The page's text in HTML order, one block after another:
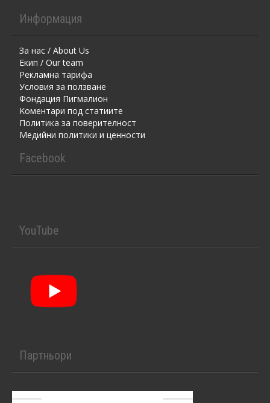
Информация
За нас / About Us
Екип / Our team
Рекламна тарифа
Условия за ползване
Фондация Пигмалион
Kоментaри под статиите
Политика за поверителност
Медийни политики и ценности
Facebook
YouTube
Партньори